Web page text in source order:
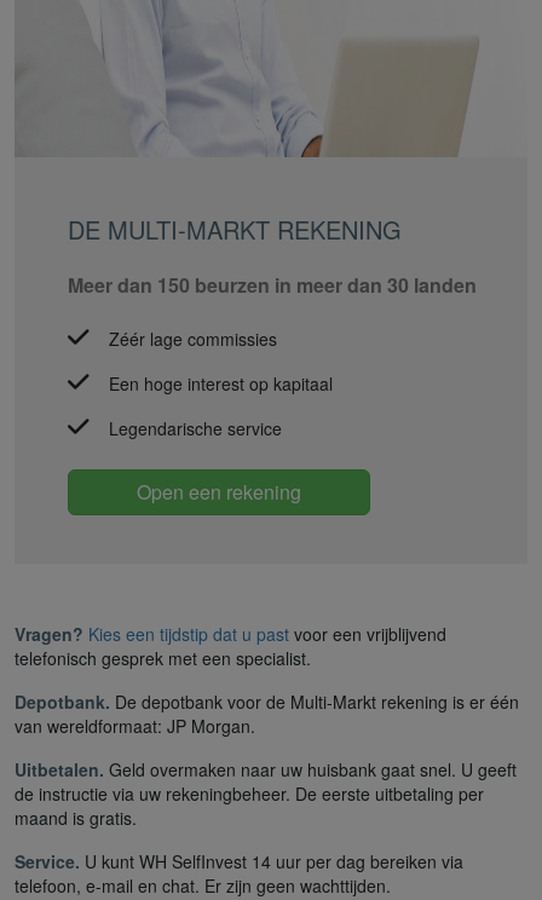
DE MULTI-MARKT REKENING
Meer dan 150 beurzen in meer dan 30 landen
Zéér lage commissies
Een hoge interest op kapitaal
Legendarische service
Open een rekening
Vragen? Kies een tijdstip dat u past voor een vrijblijvend
telefonisch gesprek met een specialist.
Depotbank. De depotbank voor de Multi-Markt rekening is er één
van wereldformaat: JP Morgan.
Uitbetalen. Geld overmaken naar uw huisbank gaat snel. U geeft
de instructie via uw rekeningbeheer. De eerste uitbetaling per
maand is gratis.
Service. U kunt WH SelfInvest 14 uur per dag bereiken via
telefoon, e-mail en chat. Er zijn geen wachttijden.